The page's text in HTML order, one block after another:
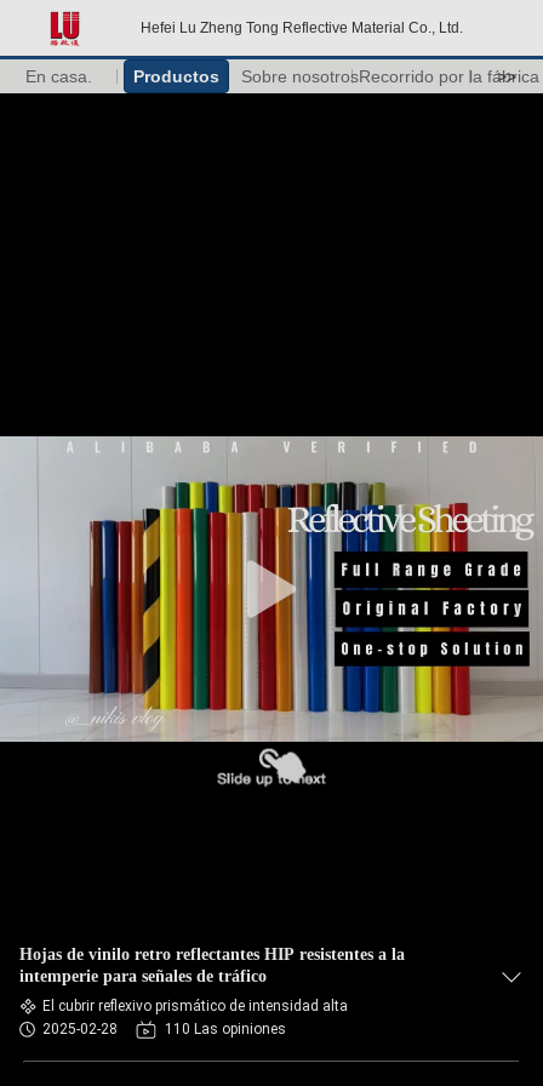
Hefei Lu Zheng Tong Reflective Material Co., Ltd.
En casa. Productos Sobre nosotrosRecorrido por la fábrica
>>
Hojas de vinilo retro reflectantes HIP resistentes a la
intemperie para señales de tráfico
El cubrir reflexivo prismático de intensidad alta
2025-02-28
110 Las opiniones